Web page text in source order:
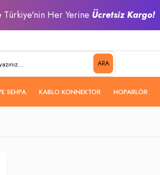
Türkiye'nin Her Yerine Ücretsiz Kargo!
ARA
SEHPA KABLO KONNEKTOR HOPARLÖR